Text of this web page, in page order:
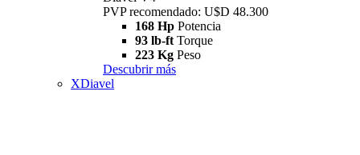
PVP recomendado: U$D 48.300
168 Hp Potencia
93 lb-ft Torque
223 Kg Peso
Descubrir más
XDiavel